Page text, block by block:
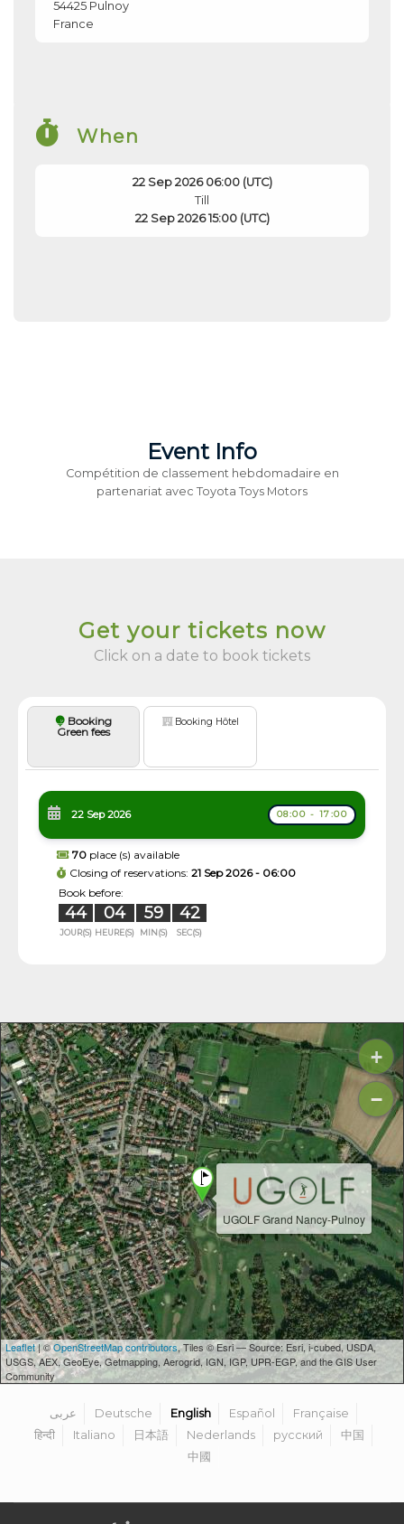
54425 Pulnoy
France
When
22 Sep 2026 06:00 (UTC)
Till
22 Sep 2026 15:00 (UTC)
Event Info
Compétition de classement hebdomadaire en
partenariat avec Toyota Toys Motors
Get your tickets now
Click on a date to book tickets
Booking
Green fees
Booking Hôtel
22 Sep 2026 08:00 - 17:00
70 place (s) available
Closing of reservations: 21 Sep 2026 - 06:00
Book before:
44 04 59 41
JOUR(S) HEURE(S) MIN(S) SEC(S)
UGOLF Grand Nancy-Pulnoy
+
−
Leaflet| ©OpenStreetMap contributors, Tiles © Esri — Source: Esri, i-cubed, USDA,
USGS, AEX, GeoEye, Getmapping, Aerogrid, IGN, IGP, UPR-EGP, and the GIS User
Community
عربى Deutsche English Español
Française
हिन्दी
Italiano 日本語 Nederlands русский
中国
中國